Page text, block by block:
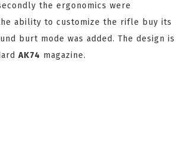
the ergonomics were
ability to customize the rifle buy its
burt mode was added. The design is
AK74 magazine.